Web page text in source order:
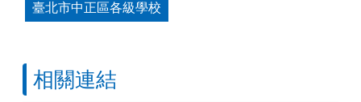
臺北市中正區各級學校
相關連結